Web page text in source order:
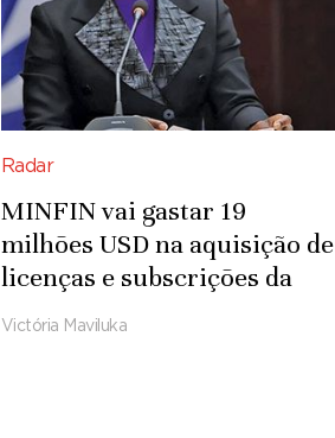
Radar
MINFIN vai gastar 19
milhões USD na aquisição de
licenças e subscrições da
Microsoft
Victória Maviluka